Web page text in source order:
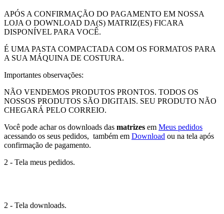
APÓS A CONFIRMAÇÃO DO PAGAMENTO EM NOSSA
LOJA O DOWNLOAD DA(S) MATRIZ(ES) FICARA
DISPONÍVEL PARA VOCÊ.
É UMA PASTA COMPACTADA COM OS FORMATOS PARA
A SUA MÁQUINA DE COSTURA.
Importantes observações:
NÃO VENDEMOS PRODUTOS PRONTOS. TODOS OS
NOSSOS PRODUTOS SÃO DIGITAIS. SEU PRODUTO NÃO
CHEGARÁ PELO CORREIO.
Você pode achar os downloads das matrizes em Meus pedidos
acessando os seus pedidos, também em Download ou na tela após
confirmação de pagamento.
2 - Tela meus pedidos.
2 - Tela downloads.